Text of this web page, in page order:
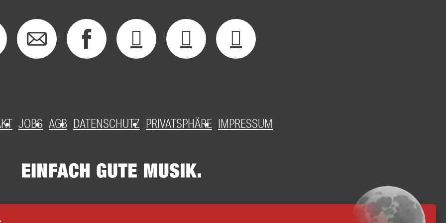
JOBS AGB DATENSCHUTZ PRIVATSPHÄRE IMPRESSUM